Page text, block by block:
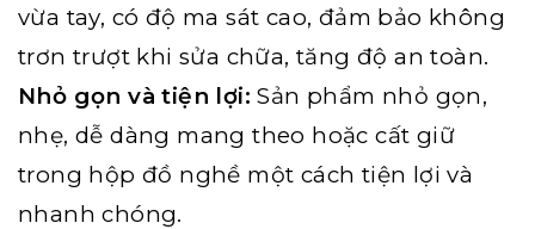
vừa tay, có độ ma sát cao, đảm bảo không
trơn trượt khi sửa chữa, tăng độ an toàn.
Nhỏ gọn và tiện lợi: Sản phẩm nhỏ gọn,
nhẹ, dễ dàng mang theo hoặc cất giữ
trong hộp đồ nghề một cách tiện lợi và
nhanh chóng.